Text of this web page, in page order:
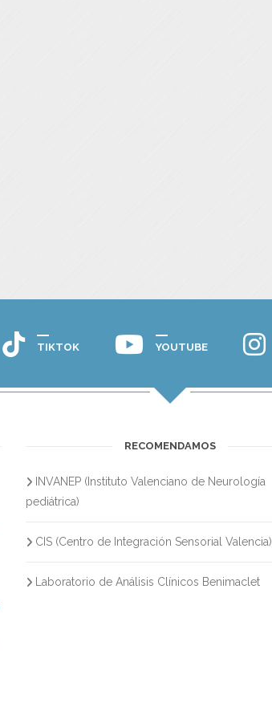
TIKTOK YOUTUBE
RECOMENDAMOS
INVANEP (Instituto Valenciano de Neurología
pediátrica)
CIS (Centro de Integración Sensorial Valencia)
Laboratorio de Análisis Clínicos Benimaclet